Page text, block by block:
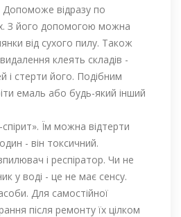
Допоможе відразу по
З його допомогою можна
від сухого пилу. Також
клеять складів -
і стерти його. Подібним
емаль або будь-який інший
Їм можна відтерти
- він токсичний.
і респіратор. Чи не
у воді - це не має сенсу.
Для самостійної
після ремонту їх цілком